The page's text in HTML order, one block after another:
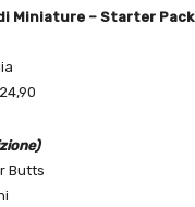
Miniature – Starter Pack
24,90
Butts